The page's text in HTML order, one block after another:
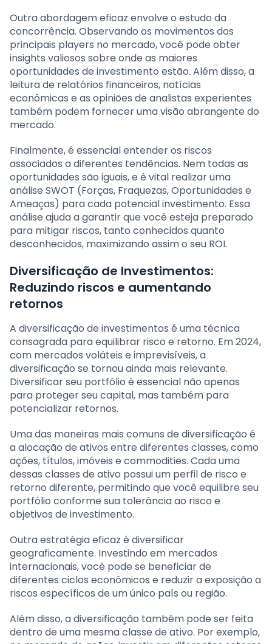
Outra abordagem eficaz envolve o estudo da
concorrência. Observando os movimentos dos
principais players no mercado, você pode obter
insights valiosos sobre onde as maiores
oportunidades de investimento estão. Além disso, a
leitura de relatórios financeiros, notícias
econômicas e as opiniões de analistas experientes
também podem fornecer uma visão abrangente do
mercado.
Finalmente, é essencial entender os riscos
associados a diferentes tendências. Nem todas as
oportunidades são iguais, e é vital realizar uma
análise SWOT (Forças, Fraquezas, Oportunidades e
Ameaças) para cada potencial investimento. Essa
análise ajuda a garantir que você esteja preparado
para mitigar riscos, tanto conhecidos quanto
desconhecidos, maximizando assim o seu ROI.
Diversificação de Investimentos:
Reduzindo riscos e aumentando
retornos
A diversificação de investimentos é uma técnica
consagrada para equilibrar risco e retorno. Em 2024,
com mercados voláteis e imprevisíveis, a
diversificação se tornou ainda mais relevante.
Diversificar seu portfólio é essencial não apenas
para proteger seu capital, mas também para
potencializar retornos.
Uma das maneiras mais comuns de diversificação é
a alocação de ativos entre diferentes classes, como
ações, títulos, imóveis e commodities. Cada uma
dessas classes de ativo possui um perfil de risco e
retorno diferente, permitindo que você equilibre seu
portfólio conforme sua tolerância ao risco e
objetivos de investimento.
Outra estratégia eficaz é diversificar
geograficamente. Investindo em mercados
internacionais, você pode se beneficiar de
diferentes ciclos econômicos e reduzir a exposição a
riscos específicos de um único país ou região.
Além disso, a diversificação também pode ser feita
dentro de uma mesma classe de ativo. Por exemplo,